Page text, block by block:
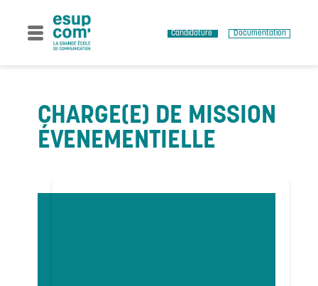
content
Candidature Documentation
CHARGE(E) DE MISSION
ÉVENEMENTIELLE